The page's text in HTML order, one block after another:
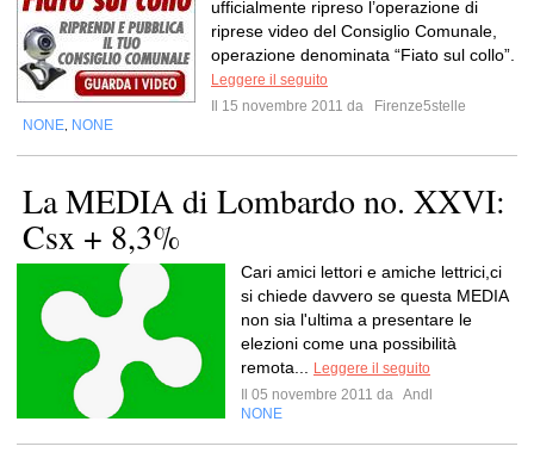
ufficialmente ripreso l’operazione di
riprese video del Consiglio Comunale,
operazione denominata “Fiato sul collo”.
Leggere il seguito
Il 15 novembre 2011 da
Firenze5stelle
NONE NONE
La MEDIA di Lombardo no. XXVI:
Csx + 8,3%
Cari amici lettori e amiche lettrici,ci
si chiede davvero se questa MEDIA
non sia l'ultima a presentare le
elezioni come una possibilità
remota...
Leggere il seguito
Il 05 novembre 2011 da Andl
NONE